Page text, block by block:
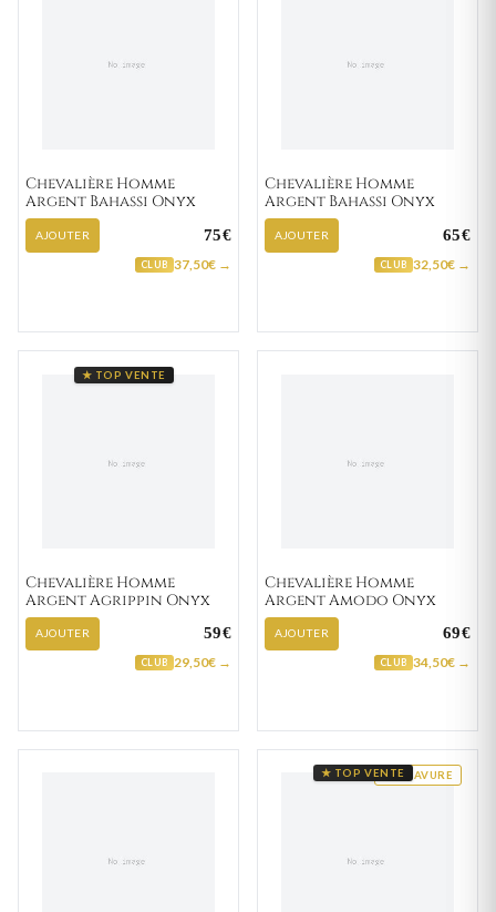
Chevalière Homme
Argent Bahassi Onyx
AJOUTER 75€
CLUB 37,50€ →
Chevalière Homme
Argent Bahassi Onyx
AJOUTER 65€
CLUB 32,50€ →
★ TOP VENTE
Chevalière Homme
Argent Agrippin Onyx
AJOUTER 59€
CLUB 29,50€ →
Chevalière Homme
Argent Amodo Onyx
AJOUTER 69€
CLUB 34,50€ →
GRAVURE
★ TOP VENTE